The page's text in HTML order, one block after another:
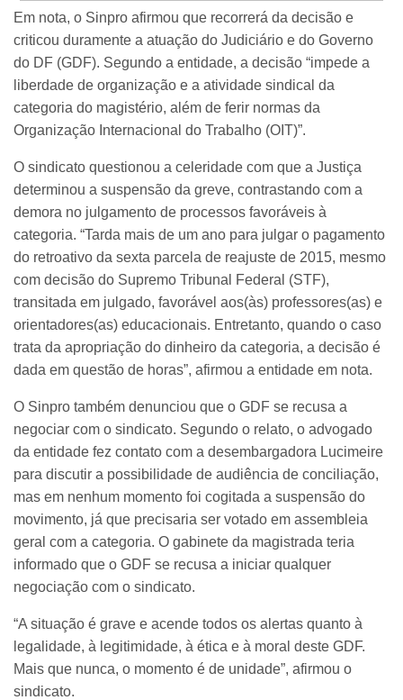
Em nota, o Sinpro afirmou que recorrerá da decisão e
criticou duramente a atuação do Judiciário e do Governo
do DF (GDF). Segundo a entidade, a decisão “impede a
liberdade de organização e a atividade sindical da
categoria do magistério, além de ferir normas da
Organização Internacional do Trabalho (OIT)”.
O sindicato questionou a celeridade com que a Justiça
determinou a suspensão da greve, contrastando com a
demora no julgamento de processos favoráveis à
categoria. “Tarda mais de um ano para julgar o pagamento
do retroativo da sexta parcela de reajuste de 2015, mesmo
com decisão do Supremo Tribunal Federal (STF),
transitada em julgado, favorável aos(às) professores(as) e
orientadores(as) educacionais. Entretanto, quando o caso
trata da apropriação do dinheiro da categoria, a decisão é
dada em questão de horas”, afirmou a entidade em nota.
O Sinpro também denunciou que o GDF se recusa a
negociar com o sindicato. Segundo o relato, o advogado
da entidade fez contato com a desembargadora Lucimeire
para discutir a possibilidade de audiência de conciliação,
mas em nenhum momento foi cogitada a suspensão do
movimento, já que precisaria ser votado em assembleia
geral com a categoria. O gabinete da magistrada teria
informado que o GDF se recusa a iniciar qualquer
negociação com o sindicato.
“A situação é grave e acende todos os alertas quanto à
legalidade, à legitimidade, à ética e à moral deste GDF.
Mais que nunca, o momento é de unidade”, afirmou o
sindicato.